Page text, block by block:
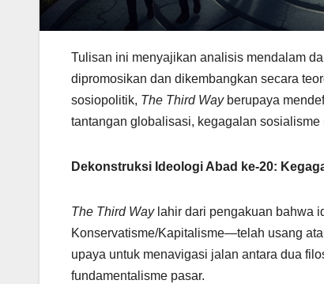
Tulisan ini menyajikan analisis mendalam
dipromosikan dan dikembangkan secara
sosiopolitik, The Third Wayberupaya
tantangan globalisasi, kegagalan
Dekonstruksi Ideologi Abad ke-20:
The Third Waylahir dari pengakuan bahwa
Konservatisme/Kapitalisme—telah usang
upaya untuk menavigasi jalan antara dua
fundamentalisme pasar.